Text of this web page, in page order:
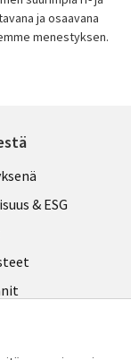
ja osaavana
menestyksen.
& ESG